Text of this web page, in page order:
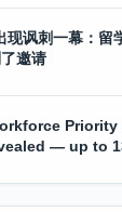
现讽刺一幕：留
邀请
Priority
— up to